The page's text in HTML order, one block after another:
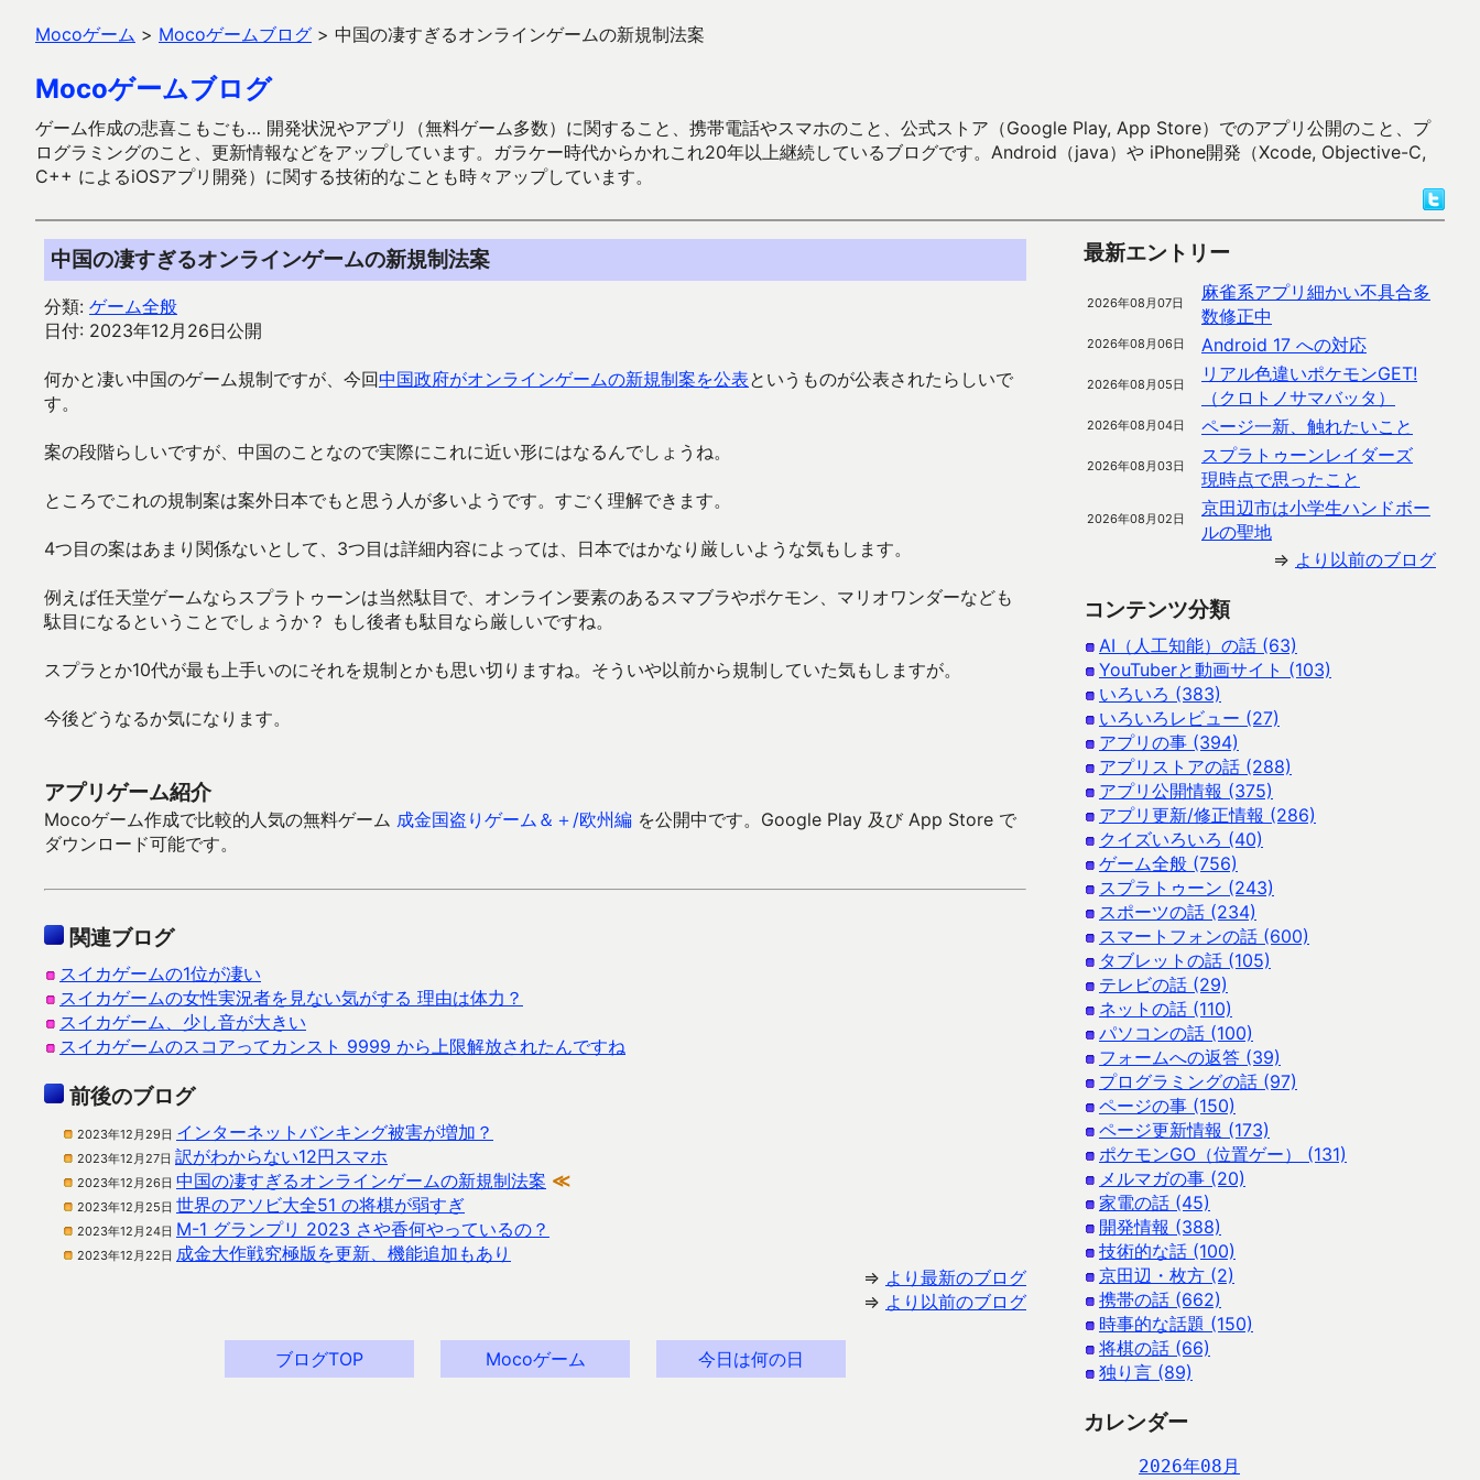
Mocoゲーム > Mocoゲームブログ > 中国の凄すぎるオンラインゲームの新規制法案
Mocoゲームブログ
ゲーム作成の悲喜こもごも… 開発状況やアプリ（無料ゲーム多数）に関すること、携帯電話やスマホのこと、公式ストア（Google Play, App Store）でのアプリ公開のこと、プ
ログラミングのこと、更新情報などをアップしています。ガラケー時代からかれこれ20年以上継続しているブログです。Android（java）や iPhone開発（Xcode, Objective-C,
C++ によるiOSアプリ開発）に関する技術的なことも時々アップしています。
中国の凄すぎるオンラインゲームの新規制法案
分類: ゲーム全般
日付: 2023年12月26日公開
何かと凄い中国のゲーム規制ですが、今回中国政府がオンラインゲームの新規制案を公表というものが公表されたらしいで
す。
案の段階らしいですが、中国のことなので実際にこれに近い形にはなるんでしょうね。
ところでこれの規制案は案外日本でもと思う人が多いようです。すごく理解できます。
4つ目の案はあまり関係ないとして、3つ目は詳細内容によっては、日本ではかなり厳しいような気もします。
例えば任天堂ゲームならスプラトゥーンは当然駄目で、オンライン要素のあるスマブラやポケモン、マリオワンダーなども
駄目になるということでしょうか？ もし後者も駄目なら厳しいですね。
スプラとか10代が最も上手いのにそれを規制とかも思い切りますね。そういや以前から規制していた気もしますが。
今後どうなるか気になります。
アプリゲーム紹介
Mocoゲーム作成で比較的人気の無料ゲーム 成金国盗りゲーム＆＋/欧州編 を公開中です。Google Play 及び App Store で
ダウンロード可能です。
関連ブログ
スイカゲームの1位が凄い
スイカゲームの女性実況者を見ない気がする 理由は体力？
スイカゲーム、少し音が大きい
スイカゲームのスコアってカンスト 9999 から上限解放されたんですね
前後のブログ
2023年12月29日 インターネットバンキング被害が増加？
2023年12月27日 訳がわからない12円スマホ
2023年12月26日 中国の凄すぎるオンラインゲームの新規制法案 ≪
2023年12月25日 世界のアソビ大全51 の将棋が弱すぎ
2023年12月24日 M-1 グランプリ 2023 さや香何やっているの？
2023年12月22日 成金大作戦究極版を更新、機能追加もあり
⇒ より最新のブログ
⇒ より以前のブログ
ブログTOP Mocoゲーム 今日は何の日
最新エントリー
2026年08月07日
麻雀系アプリ細かい不具合多
数修正中
2026年08月06日 Android 17 への対応
2026年08月05日
リアル色違いポケモンGET!
（クロトノサマバッタ）
2026年08月04日 ページ一新、触れたいこと
2026年08月03日
スプラトゥーンレイダーズ
現時点で思ったこと
2026年08月02日
京田辺市は小学生ハンドボー
ルの聖地
⇒ より以前のブログ
コンテンツ分類
AI（人工知能）の話 (63)
YouTuberと動画サイト (103)
いろいろ (383)
いろいろレビュー (27)
アプリの事 (394)
アプリストアの話 (288)
アプリ公開情報 (375)
アプリ更新/修正情報 (286)
クイズいろいろ (40)
ゲーム全般 (756)
スプラトゥーン (243)
スポーツの話 (234)
スマートフォンの話 (600)
タブレットの話 (105)
テレビの話 (29)
ネットの話 (110)
パソコンの話 (100)
フォームへの返答 (39)
プログラミングの話 (97)
ページの事 (150)
ページ更新情報 (173)
ポケモンGO（位置ゲー） (131)
メルマガの事 (20)
家電の話 (45)
開発情報 (388)
技術的な話 (100)
京田辺・枚方 (2)
携帯の話 (662)
時事的な話題 (150)
将棋の話 (66)
独り言 (89)
カレンダー
2026年08月